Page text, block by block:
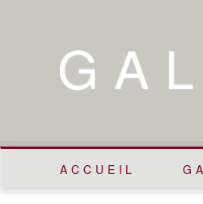
ACCUEIL